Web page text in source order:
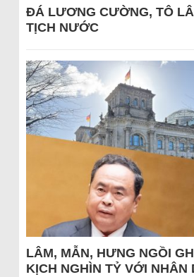
ĐÁ LƯƠNG CƯỜNG, TÔ
TỊCH NƯỚC
LÂM, MẪN, HƯNG NGỒI
KỊCH NGHÌN TỶ VỚI NHÂN